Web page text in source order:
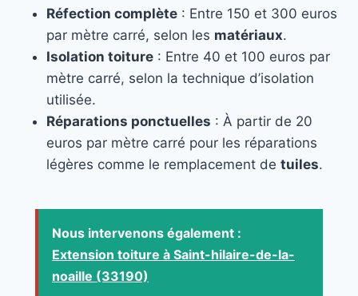
Réfection complète : Entre 150 et 300 euros
par mètre carré, selon les matériaux.
Isolation toiture : Entre 40 et 100 euros par
mètre carré, selon la technique d’isolation
utilisée.
Réparations ponctuelles : À partir de 20
euros par mètre carré pour les réparations
légères comme le remplacement de tuiles.
Nous intervenons également :
Extension toiture à Saint-hilaire-de-la-
noaille (33190)